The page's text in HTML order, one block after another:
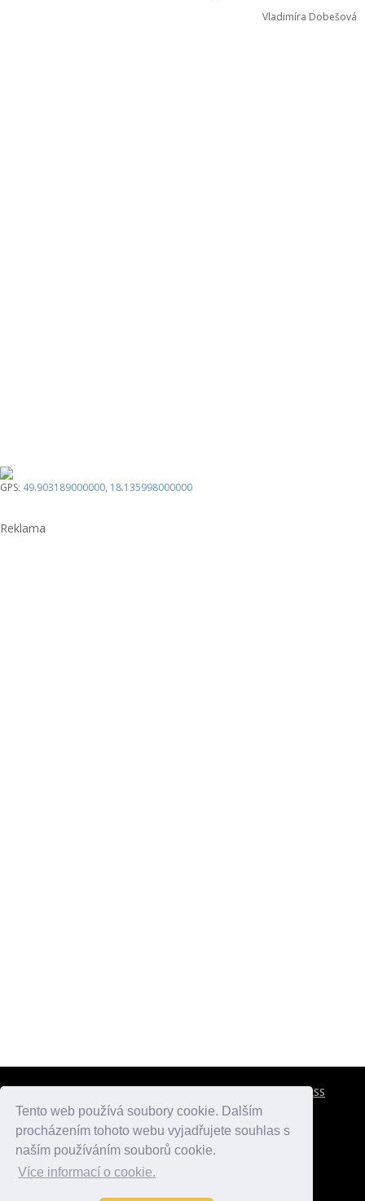
Tento web používá soubory cookie. Dalším
procházením tohoto webu vyjadřujete souhlas s
naším používáním souborů cookie.
Více informací o cookie.
Vladimíra Dobešová
GPS: 49.903189000000, 18.135998000000
Reklama
RSS
atlaspamatek.info